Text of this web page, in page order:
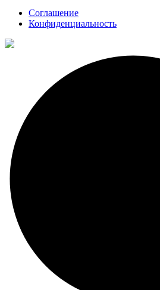
Соглашение
Конфиденциальность